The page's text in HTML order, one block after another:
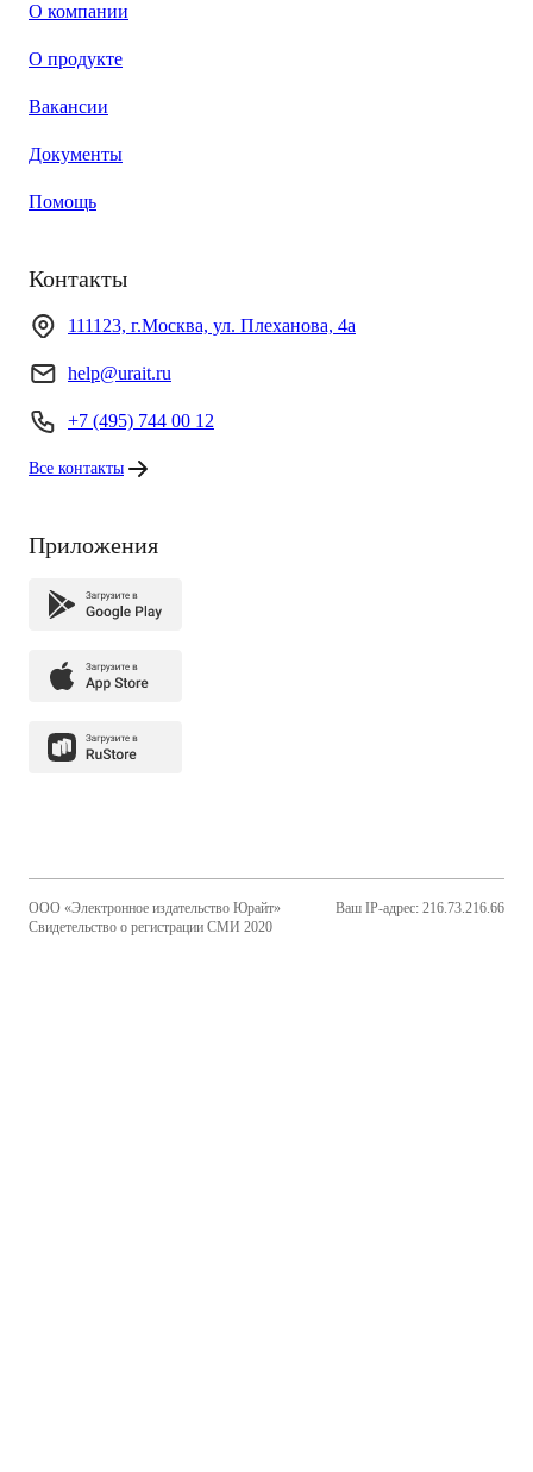
О компании
О продукте
Вакансии
Документы
Помощь
Контакты
111123, г.Москва, ул. Плеханова, 4а
help@urait.ru
+7 (495) 744 00 12
Все контакты
Приложения
ООО «Электронное издательство Юрайт»
Свидетельство о регистрации СМИ 2020
Ваш IP-адрес: 216.73.216.66